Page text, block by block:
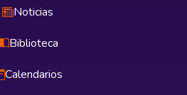
Noticias
Biblioteca
Calendarios